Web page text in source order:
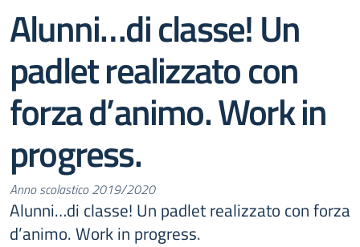
Alunni…di classe! Un
padlet realizzato con
forza d’animo. Work in
progress.
Anno scolastico 2019/2020
Alunni…di classe! Un padlet realizzato con forza
d’animo. Work in progress.